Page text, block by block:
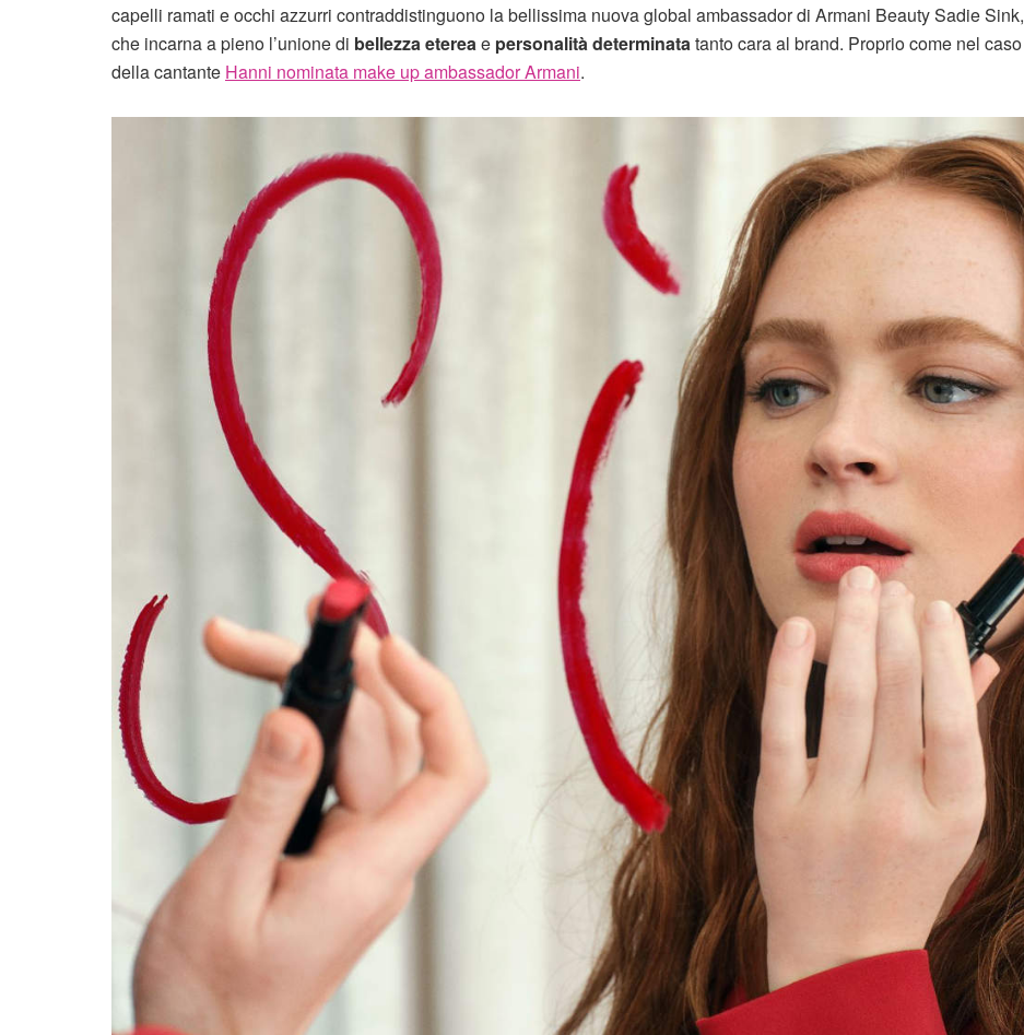
capelli ramati e occhi azzurri contraddistinguono la bellissima nuova global ambassador di Armani Beauty Sadie Sink,
che incarna a pieno l’unione di bellezza etereae personalità determinatatanto cara al brand. Proprio come nel caso
della cantante Hanni nominata make up ambassador Armani.